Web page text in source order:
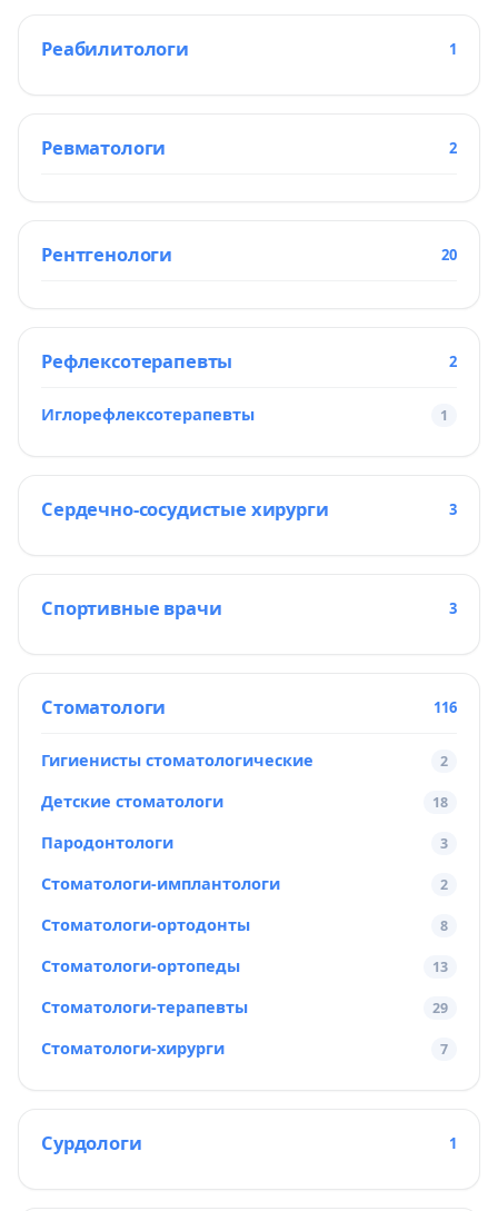
Реабилитологи 1
Ревматологи 2
Рентгенологи 20
Рефлексотерапевты 2
Иглорефлексотерапевты 1
Сердечно-сосудистые хирурги 3
Спортивные врачи 3
Стоматологи 116
Гигиенисты стоматологические 2
Детские стоматологи 18
Пародонтологи 3
Стоматологи-имплантологи 2
Стоматологи-ортодонты 8
Стоматологи-ортопеды 13
Стоматологи-терапевты 29
Стоматологи-хирурги 7
Сурдологи 1